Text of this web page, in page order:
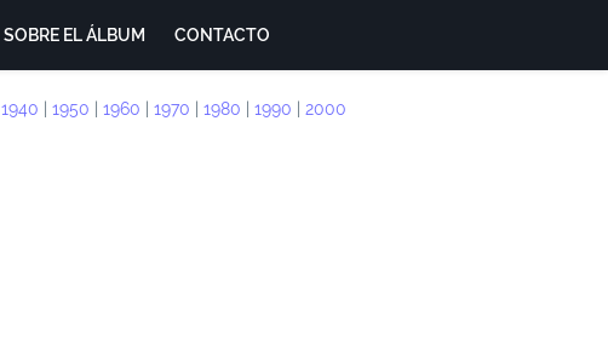
SOBRE EL ÁLBUM CONTACTO
1940 1950 1960 1970 1980 1990 2000